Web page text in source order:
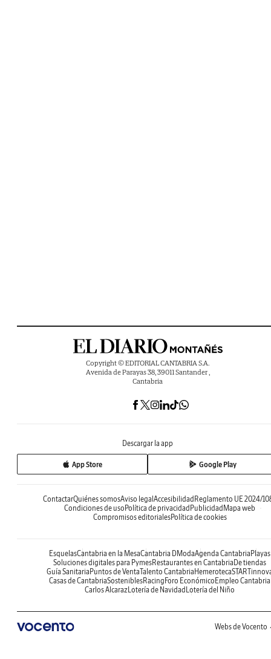
Copyright © EDITORIAL CANTABRIA S.A.
Avenida de Parayas 38, 39011 Santander ,
Cantabria
Descargar la app
App Store Google Play
ContactarQuiénes somosAviso legal Accesibilidad Reglamento UE 2024/
Condiciones de uso Política de privacidad Publicidad Mapa web
Compromisos editorialesPolítica de cookies
EsquelasCantabria en la MesaCantabria DModaAgenda Cantabria Playas
Soluciones digitales para PymesRestaurantes en Cantabria De tiendas
Guía Sanitaria Puntos de VentaTalento Cantabria Hemeroteca
Casas de CantabriaSosteniblesRacing Foro Económico Empleo Cantabria
Carlos AlcarazLotería de Navidad Lotería del Niño
Webs de Vocento